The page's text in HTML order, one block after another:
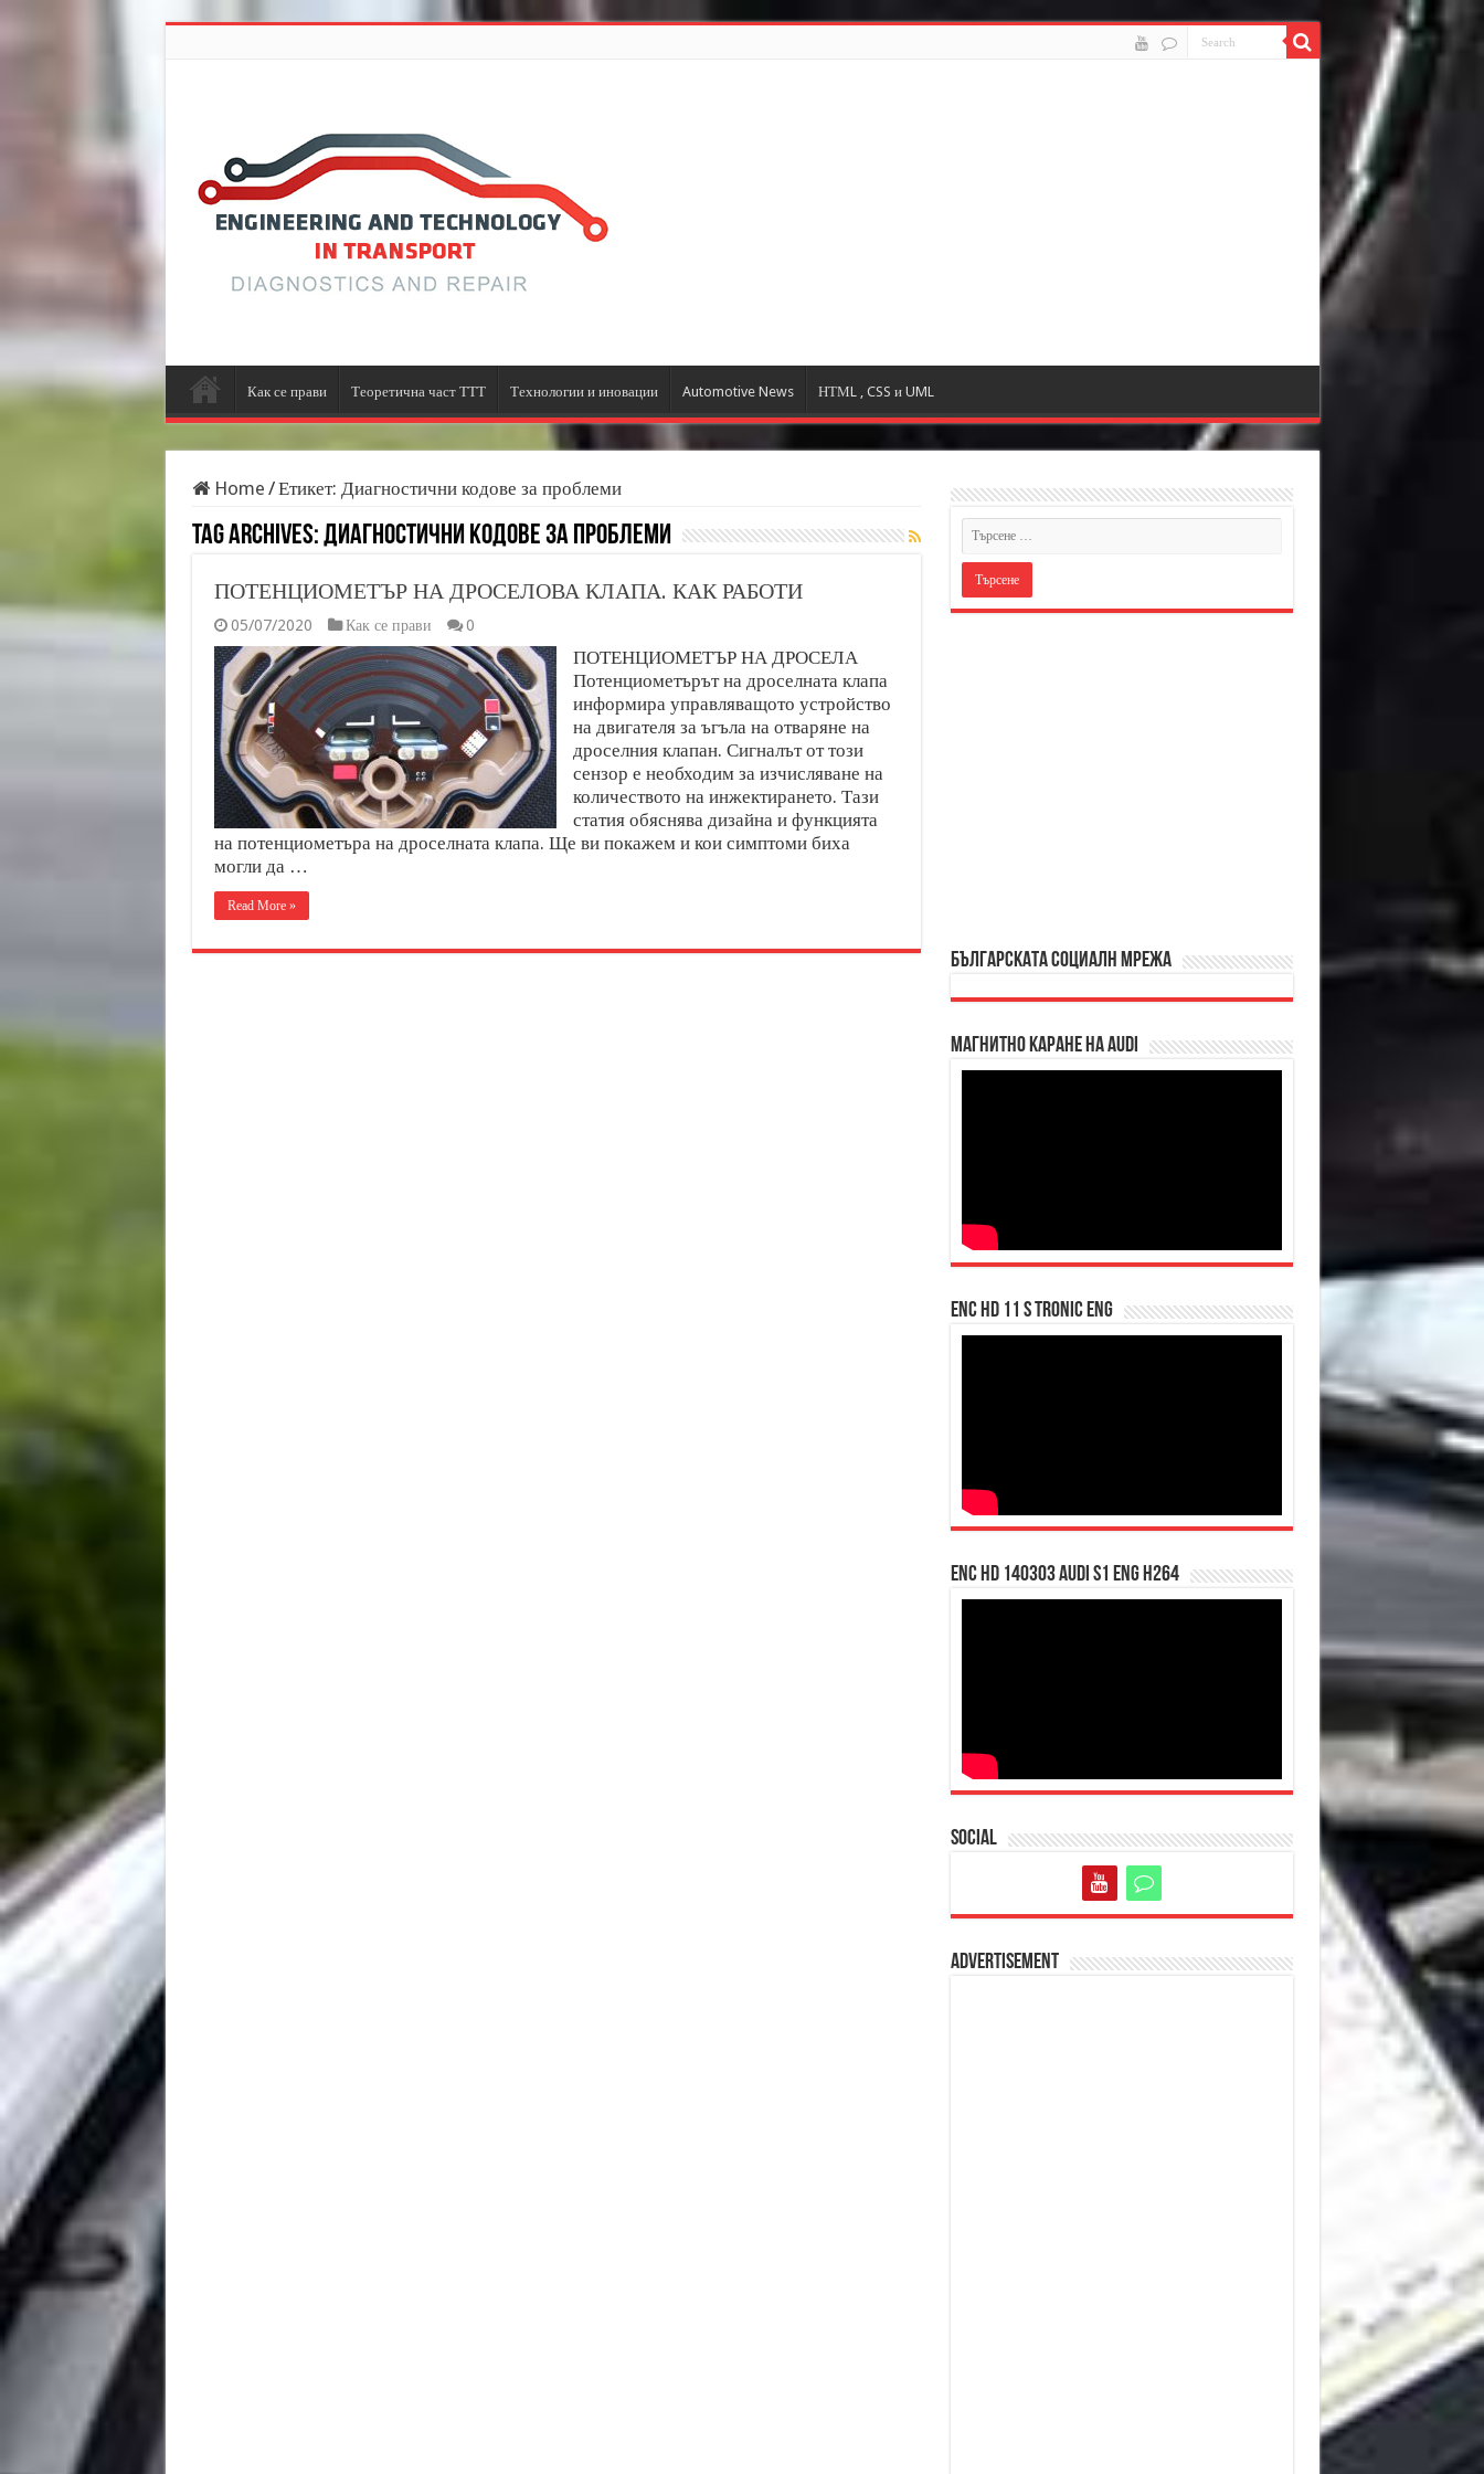
Как се прави Теоретична част ТТТ Технологии и иновации Automotive News НТМL , CSS и UML
Home /Етикет: Диагностични кодове за проблеми
Tag Archives:Диагностични кодове за проблеми
ПОТЕНЦИОМЕТЪР НА ДРОСЕЛОВА КЛАПА. КАК РАБОТИ
05/07/2020 Как се прави 0
ПОТЕНЦИОМЕТЪР НА ДРОСЕЛА
Потенциометърът на дроселната клапа
информира управляващото устройство
на двигателя за ъгъла на отваряне на
дроселния клапан. Сигналът от този
сензор е необходим за изчисляване на
количеството на инжектирането. Тази
статия обяснява дизайна и функцията
на потенциометъра на дроселната клапа. Ще ви покажем и кои симптоми биха
могли да …
Read More »
БЪЛГАРСКАТА СОЦИАЛН МРЕЖА
Магнитно каране на Audi
enc hd 11 S tronic ENG
enc hd 140303 Audi S1 ENG H264
Social
Advertisement